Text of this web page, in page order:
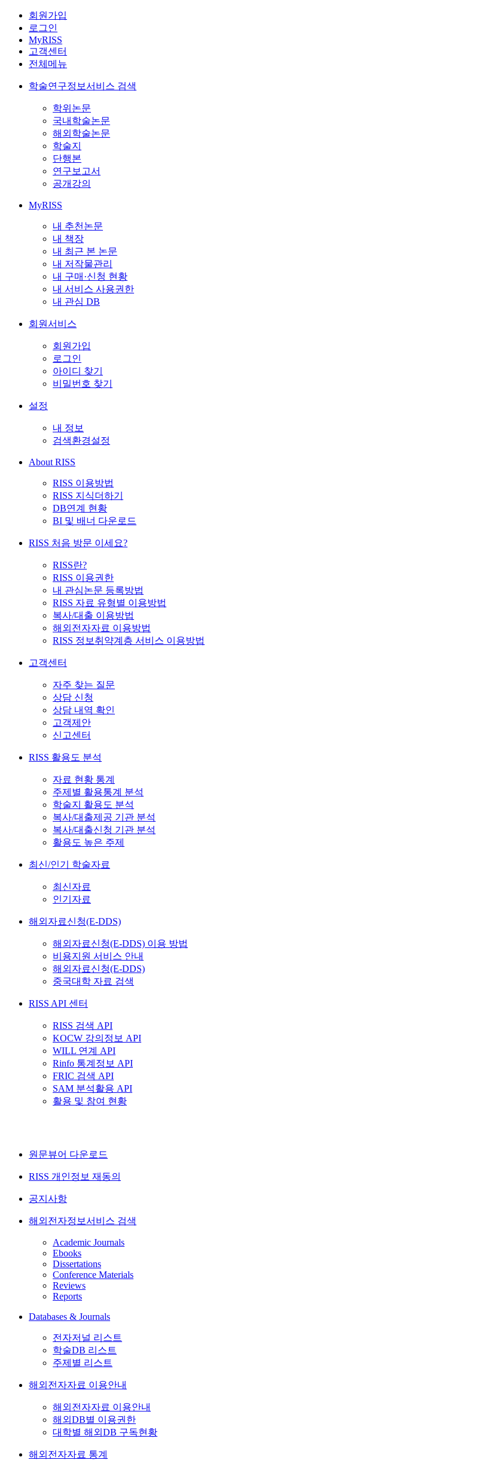
회원가입
로그인
MyRISS
고객센터
전체메뉴
학술연구정보서비스 검색
학위논문
국내학술논문
해외학술논문
학술지
단행본
연구보고서
공개강의
MyRISS
내 추천논문
내 책장
내 최근 본 논문
내 저작물관리
내 구매·신청 현황
내 서비스 사용권한
내 관심 DB
회원서비스
회원가입
로그인
아이디 찾기
비밀번호 찾기
설정
내 정보
검색환경설정
About RISS
RISS 이용방법
RISS 지식더하기
DB연계 현황
BI 및 배너 다운로드
RISS 처음 방문 이세요?
RISS란?
RISS 이용권한
내 관심논문 등록방법
RISS 자료 유형별 이용방법
복사/대출 이용방법
해외전자자료 이용방법
RISS 정보취약계층 서비스 이용방법
고객센터
자주 찾는 질문
상담 신청
상담 내역 확인
고객제안
신고센터
RISS 활용도 분석
자료 현황 통계
주제별 활용통계 분석
학술지 활용도 분석
복사/대출제공 기관 분석
복사/대출신청 기관 분석
활용도 높은 주제
최신/인기 학술자료
최신자료
인기자료
해외자료신청(E-DDS)
해외자료신청(E-DDS) 이용 방법
비용지원 서비스 안내
해외자료신청(E-DDS)
중국대학 자료 검색
RISS API 센터
RISS 검색 API
KOCW 강의정보 API
WILL 연계 API
Rinfo 통계정보 API
FRIC 검색 API
SAM 분석활용 API
활용 및 참여 현황
원문뷰어 다운로드
RISS 개인정보 재동의
공지사항
해외전자정보서비스 검색
Academic Journals
Ebooks
Dissertations
Conference Materials
Reviews
Reports
Databases & Journals
전자저널 리스트
학술DB 리스트
주제별 리스트
해외전자자료 이용안내
해외전자자료 이용안내
해외DB별 이용권한
대학별 해외DB 구독현황
해외전자자료 통계